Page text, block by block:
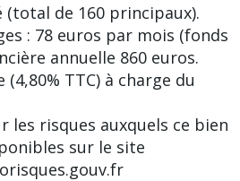
de 160 principaux).
: 78 euros par mois (fonds
annuelle 860 euros.
(4,80% TTC) à charge du
les risques auxquels ce bien
sur le site